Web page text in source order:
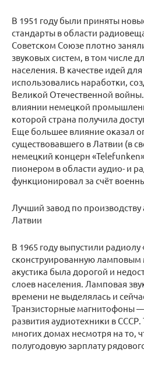
В 1951 году были приняты
стандарты в области
Советском Союзе плотно
звуковых систем, в том числе
населения. В качестве идей
использовались наработки,
Великой Отечественной
влиянии немецкой
которой страна получила
Еще большее влияние оказал
существовавшего в Латвии (в
немецкий концерн
пионером в области аудио- и
функционировал за счёт
Лучший завод по
Латвии
В 1965 году выпустили
сконструированную
акустика была дорогой и
слоев населения. Ламповая
времени не выделялась и
Транзисторные магнитофоны
развития аудиотехники в
многих домах несмотря на то,
полугодовую зарплату